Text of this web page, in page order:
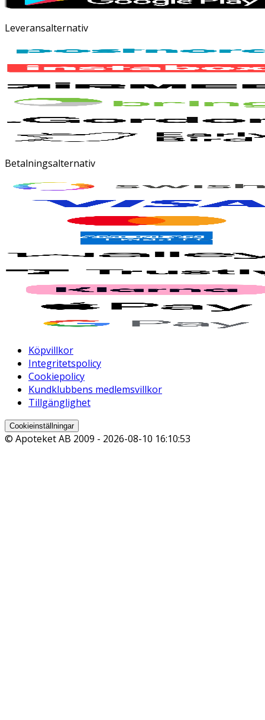
Leveransalternativ
Betalningsalternativ
Köpvillkor
Integritetspolicy
Cookiepolicy
Kundklubbens medlemsvillkor
Tillgänglighet
Cookieinställningar
© Apoteket AB 2009 - 2026-08-10 16:10:53